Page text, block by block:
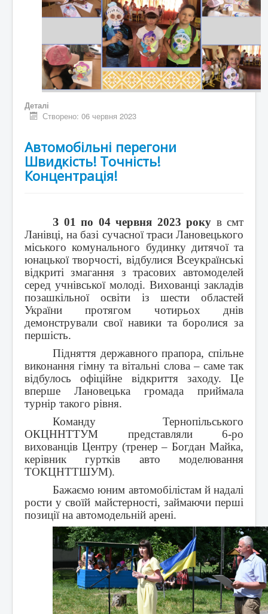
Деталі
Створено: 06 червня 2023
Автомобільні перегони
Швидкість! Точність!
Концентрація!
З 01 по 04 червня 2023 року в смт
Ланівці, на базі сучасної траси Лановецького
міського комунального будинку дитячої та
юнацької творчості, відбулися Всеукраїнські
відкриті змагання з трасових автомоделей
серед учнівської молоді. Вихованці закладів
позашкільної освіти із шести областей
України протягом чотирьох днів
демонстрували свої навики та боролися за
першість.
Підняття державного прапора, спільне
виконання гімну та вітальні слова – саме так
відбулось офіційне відкриття заходу. Це
вперше Лановецька громада приймала
турнір такого рівня.
Команду Тернопільського
ОКЦННТТУМ представляли 6-ро
вихованців Центру (тренер – Богдан Майка,
керівник гуртків авто моделювання
ТОКЦНТТШУМ).
Бажаємо юним автомобілістам й надалі
рости у своїй майстерності, займаючи перші
позиції на автомодельній арені.